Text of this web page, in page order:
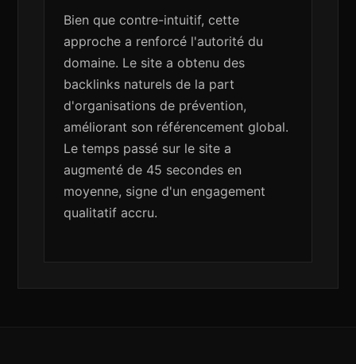
Bien que contre-intuitif, cette
approche a renforcé l'autorité du
domaine. Le site a obtenu des
backlinks naturels de la part
d'organisations de prévention,
améliorant son référencement global.
Le temps passé sur le site a
augmenté de 45 secondes en
moyenne, signe d'un engagement
qualitatif accru.